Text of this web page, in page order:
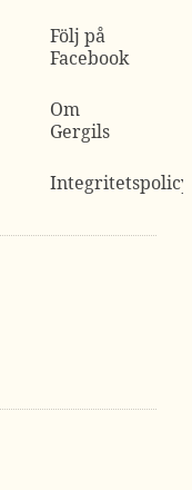
Följ på
Facebook
Om
Gergils
Integritetspolicy